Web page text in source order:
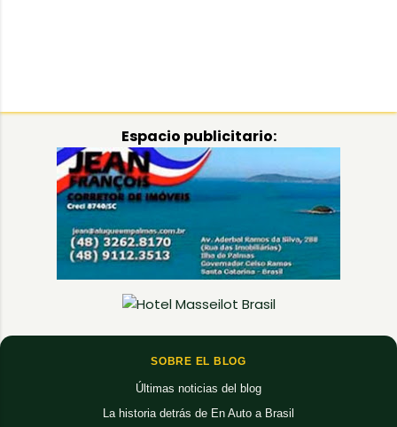
Espacio publicitario:
SOBRE EL BLOG
Últimas noticias del blog
La historia detrás de En Auto a Brasil